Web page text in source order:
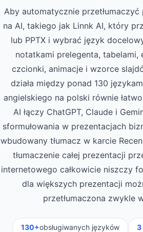
Aby automatycznie
na AI, takiego jak Linnk AI, który
lub PPTX i wybrać język
notatkami prelegenta, tabelami,
czcionki, animacje i wzorce
działa między ponad 130
angielskiego na polski równie
AI łączy ChatGPT, Claude i
sformułowania w prezentacjach
wbudowany tłumacz w karcie
tłumaczenie całej prezentacji
internetowego całkowicie niszczy
dla większych prezentacji
przetłumaczona zwykle
130+obsługiwanych języków 3